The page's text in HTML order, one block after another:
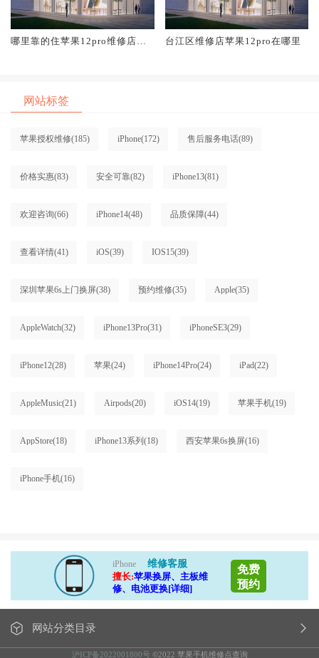
哪里靠的住苹果12pro维修店台
台江区维修店苹果12pro在哪里
网站标签
苹果授权维修(185) iPhone(172) 售后服务电话(89)
价格实惠(83) 安全可靠(82) iPhone13(81)
欢迎咨询(66) iPhone14(48) 品质保障(44)
查看详情(41) iOS(39) IOS15(39)
深圳苹果6s上门换屏(38) 预约维修(35) Apple(35)
AppleWatch(32) iPhone13Pro(31) iPhoneSE3(29)
iPhone12(28) 苹果(24) iPhone14Pro(24) iPad(22)
AppleMusic(21) Airpods(20) iOS14(19) 苹果手机(19)
AppStore(18) iPhone13系列 (18) 西安苹果6s换屏(16)
iPhone手机(16)
iPhone
维修客服
擅长:苹果换屏、主板维
修、电池更换[详细]
免费
预约
网站分类目录
沪ICP备2022001800号 ©2022 苹果手机维修点查询